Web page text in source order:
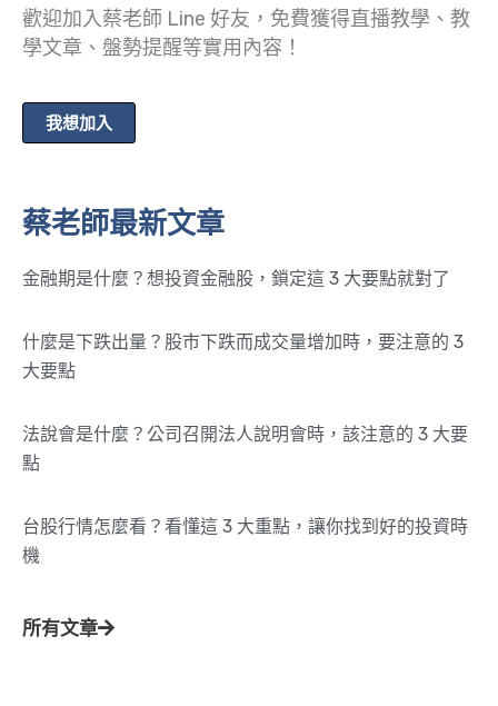
歡迎加入蔡老師 Line 好友，免費獲得直播教學、教
學文章、盤勢提醒等實用內容！
我想加入
蔡老師最新文章
金融期是什麼？想投資金融股，鎖定這 3 大要點就對了
什麼是下跌出量？股市下跌而成交量增加時，要注意的 3
大要點
法說會是什麼？公司召開法人說明會時，該注意的 3 大要
點
台股行情怎麼看？看懂這 3 大重點，讓你找到好的投資時
機
所有文章